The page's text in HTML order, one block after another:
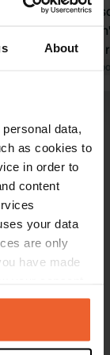
About
data,
as cookies to
in order to
content
your data
are only
have made
clicking on
sanitaires
nettoyage
priorité. Le restaurant est correct, le
personnel
13 €.
Traduit par
Copie